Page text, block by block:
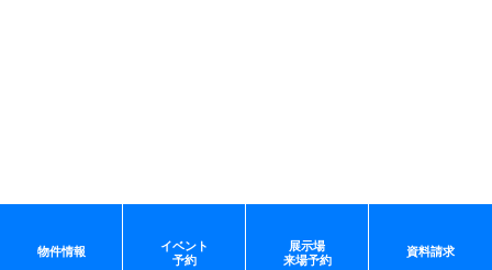
物件情報
イベント
予約
展示場
来場予約
資料請求